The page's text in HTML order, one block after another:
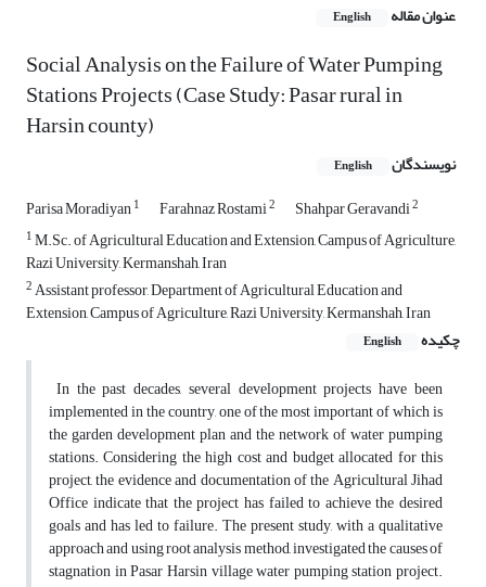
عنوان مقاله English
Social Analysis on the Failure of Water Pumping
Stations Projects (Case Study: Pasar rural in
Harsin county)
نویسندگان English
Parisa Moradiyan1 Farahnaz Rostami2 Shahpar Geravandi2
1M.Sc. of Agricultural Education and Extension, Campus of Agriculture,
Razi University, Kermanshah, Iran
2Assistant professor, Department of Agricultural Education and
Extension, Campus of Agriculture, Razi University, Kermanshah, Iran
چکیده
English
In the past decades, several development projects have been
implemented in the country, one of the most important of which is
the garden development plan and the network of water pumping
stations. Considering the high cost and budget allocated for this
project, the evidence and documentation of the Agricultural Jihad
Office indicate that the project has failed to achieve the desired
goals and has led to failure. The present study, with a qualitative
approach and using root analysis method, investigated the causes of
stagnation in Pasar Harsin village water pumping station project.